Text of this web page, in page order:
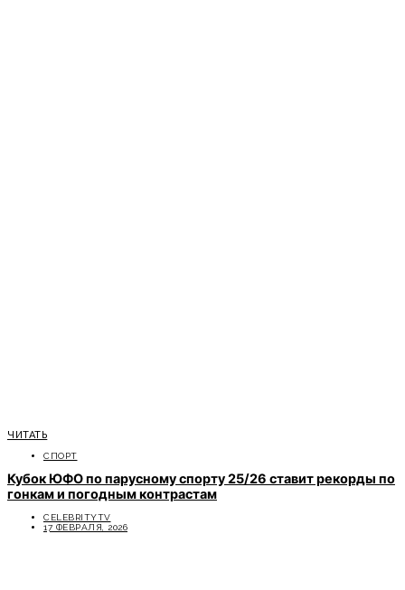
ЧИТАТЬ
СПОРТ
Кубок ЮФО по парусному спорту 25/26 ставит рекорды по
гонкам и погодным контрастам
CELEBRITYTV
17 ФЕВРАЛЯ, 2026